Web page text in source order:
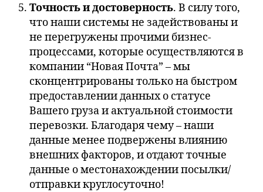
Точность и достоверность. В силу того,
что наши системы не задействованы и
не перегружены прочими бизнес-
процессами, которые осуществляются в
компании “Новая Почта” – мы
сконцентрированы только на быстром
предоставлении данных о статусе
Вашего груза и актуальной стоимости
перевозки. Благодаря чему – наши
данные менее подвержены влиянию
внешних факторов, и отдают точные
данные о местонахождении посылки/
отправки круглосуточно!